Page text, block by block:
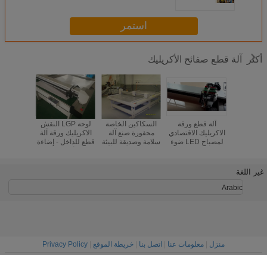
استمر
أكثر آلة قطع صفائح الأكريليك
لوحة LGP النقش
الاكريليك ورقة آلة
قطع للداخل - إضاءة
السكاكين الخاصة
محفورة صنع آلة
سلامة وصديقة للبيئة
آلة قطع ورقة
الاكريليك الاقتصادي
لمصباح LED ضوء
غير اللغة
Arabic
منزل معلومات عنا اتصل بنا خريطة الموقع Privacy Policy